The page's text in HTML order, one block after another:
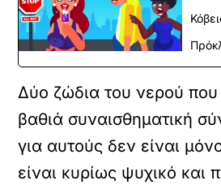
Δύο ζώδια του νερού
βαθιά συναισθηματική
για αυτούς δεν είναι
είναι κυρίως ψυχικό και